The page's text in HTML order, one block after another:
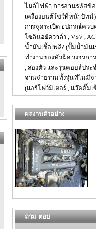
ไมล์ไฟฟ้า การอ่านรหัสข้อ
เครื่องยนต์โชว์ที่หน้าปัทม์
การจุดระเบิด อุปกรณ์ควบ
โซลินอย์ดวาล์ว , VSV ,
น้ำมันเชื้อเพลิง (ปั๊มน้ำมันเ
ทำงานของหัวฉีด วงจรกา
, สองตัว และรุ่นคอยล์ประ
จานจ่ายรวมทั้งรุ่นที่ไม่มีจ
(แอร์โฟว์มิเตอร์ , แว๊คคั๊มเ
ผลงานตัวอย่าง
ถาม-ตอบ